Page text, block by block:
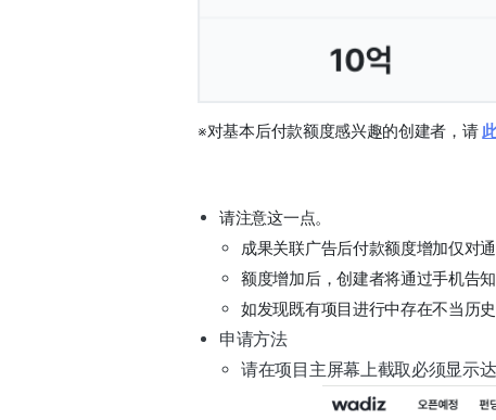
※对基本后付款额度感兴趣的创建者，请
请注意这一点。
成果关联广告后付款额度增加仅对
额度增加后，创建者将通过手机告知
如发现既有项目进行中存在不当历
申请方法
请在项目主屏幕上截取必须显示达